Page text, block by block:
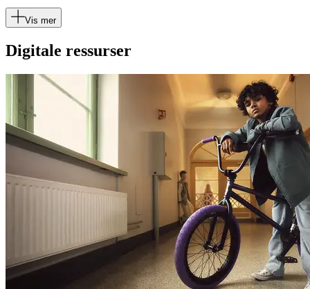
Vis mer
Digitale ressurser